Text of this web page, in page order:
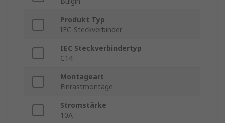
Produkt Typ
IEC-Steckverbinder
IEC Steckverbindertyp
C14
Montageart
Einrastmontage
Stromstärke
10A